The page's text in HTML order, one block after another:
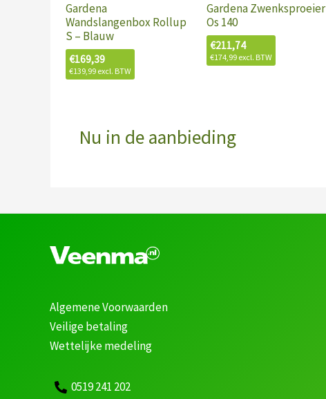
Gardena
Wandslangenbox Rollup
S – Blauw
€169,39
€139,99excl. BTW
Gardena Zwenksproeier
Os 140
€211,74
€174,99excl. BTW
Nu in de aanbieding
Algemene Voorwaarden
Veilige betaling
Wettelijke medeling
0519 241 202